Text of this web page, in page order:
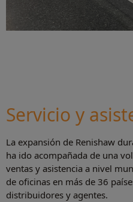
Servicio y
La expansión de Renishaw
ha ido acompañada de una
ventas y asistencia a nivel
de oficinas en más de 36
distribuidores y agentes.